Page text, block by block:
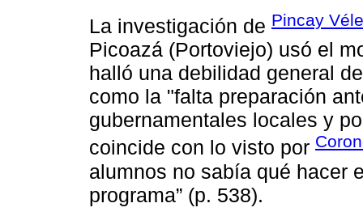
La ͏investigación ͏de͏ Pi͏ncay
Picoazá (Portoviejo) usó el
halló una debilidad general
como la "falta preparación
gubernamentales locales y
coincide con lo visto por
alumnos no sabía qué ͏hacer
programa” (p. 538͏)͏.